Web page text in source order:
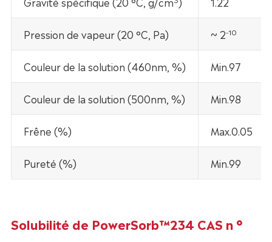
Pression de vapeur (20 °C, Pa) ~ 2-10
Couleur de la solution (460nm, %) Min.97
Couleur de la solution (500nm, %) Min.98
Frêne (%) Max.0.05
Pureté (%) Min.99
Solubilité de PowerSorb™234 CAS n °